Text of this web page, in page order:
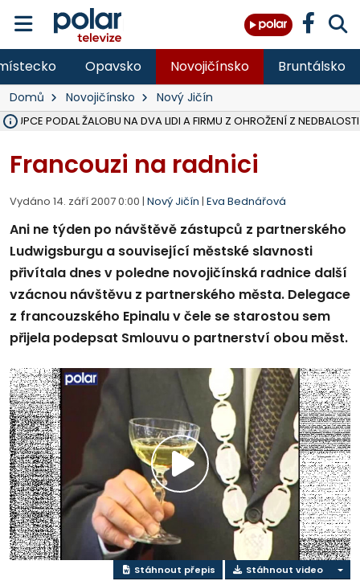
Opavsko Novojičínsko Bruntálsko
Domů Novojičínsko Nový Jičín
PODAL ŽALOBU NA DVA LIDI A FIRMU Z OHROŽENÍ Z NEDBALOSTI
Francouzi na radnici
Vydáno 14. září 2007 0:00 | Nový Jičín | Eva Bednářová
Ani ne týden po návštěvě zástupců z partnerského
Ludwigsburgu a související městské slavnosti
přivítala dnes v poledne novojičínská radnice další
vzácnou návštěvu z partnerského města. Delegace
z francouzského Epinalu v čele se starostou sem
přijela podepsat Smlouvu o partnerství obou měst.
Přehrát
video
Stáhnout přepis Stáhnout video